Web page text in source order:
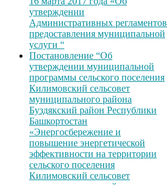
утверждении
Административных регламентов
предоставления муниципальной
услуги “
Постановление “Об
утверждении муниципальной
программы сельского поселения
Килимовский сельсовет
муниципального района
Буздякский район Республики
Башкортостан
«Энергосбережение и
повышение энергетической
эффективности на территории
сельского поселения
Килимовский сельсовет